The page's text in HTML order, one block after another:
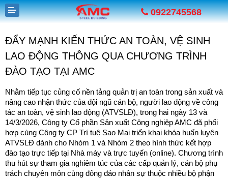
GIỚI THIỆU
SẢN PHẨM
DỰ ÁN
TUYỂN DỤNG
0922745568
ĐẨY MẠNH KIẾN THỨC AN TOÀN, VỆ SINH
LAO ĐỘNG THÔNG QUA CHƯƠNG TRÌNH
ĐÀO TẠO TẠI AMC
Nhằm tiếp tục củng cố nền tảng quản trị an toàn trong sản xuất và
nâng cao nhận thức của đội ngũ cán bộ, người lao động về công
tác an toàn, vệ sinh lao động (ATVSLĐ), trong hai ngày 13 và
14/3/2026, Công ty Cổ phần Sản xuất Công nghiệp AMC đã phối
hợp cùng Công ty CP Trí tuệ Sao Mai triển khai khóa huấn luyện
ATVSLĐ dành cho Nhóm 1 và Nhóm 2 theo hình thức kết hợp
đào tạo trực tiếp tại Nhà máy và trực tuyến (online). Chương trình
thu hút sự tham gia nghiêm túc của các cấp quản lý, cán bộ phụ
trách chuyên môn cùng đông đảo nhân sự thuộc nhiều bộ phận